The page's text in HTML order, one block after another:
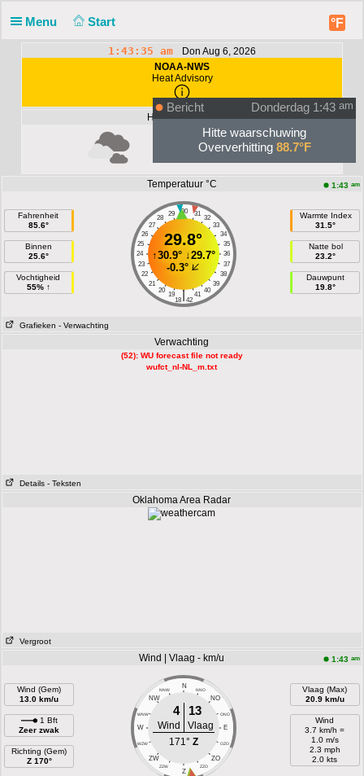
Menu Start °F
1:43:35 am
Don Aug 6, 2026
NOAA-NWS
Heat Advisory
Huidige Situatie
Unknown
Temperatuur °C 1:43 am
Fahrenheit
85.6°
Binnen
25.6°
Vochtigheid
55% ↑
30
29 31
28
32
27
33
26
34
25
35
24
36
23
37
22
38
21
39
20
40
19 41
|
18 42
29.8°
↑30.9°↓29.7°
-0.3°
Warmte Index
31.5°
Natte bol
23.2°
Dauwpunt
19.8°
Grafieken - Verwachting
Verwachting
(52): WU forecast file not ready
wufct_nl-NL_m.txt
Details - Teksten
Oklahoma Area Radar
Vergroot
Wind | Vlaag - km/u 1:43 am
Wind (Gem)
13.0 km/u
1 Bft
Zeer zwak
Richting (Gem)
Z 170°
N
NNW NNO
NW NO
WNW ONO
W E
WZW OZO
ZW ZO
ZZW ZZO
Z
4 13
Wind
Vlaag
171° Z
Vlaag (Max)
20.9 km/u
Wind
3.7 km/h =
1.0 m/s
2.3 mph
2.0 kts
Bericht Donderdag 1:43 am
Hitte waarschuwing
Oververhitting 88.7°F